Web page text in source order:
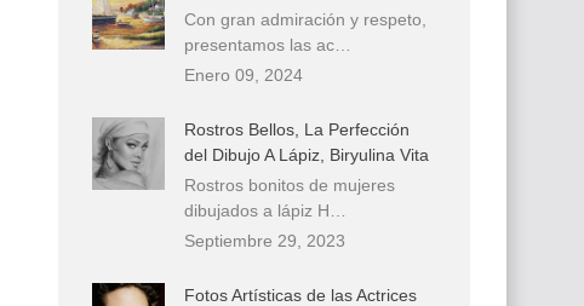
Con gran admiración y respeto,
presentamos las ac…
Enero 09, 2024
Rostros Bellos, La Perfección
del Dibujo A Lápiz, Biryulina Vita
Rostros bonitos de mujeres
dibujados a lápiz H…
Septiembre 29, 2023
Fotos Artísticas de las Actrices